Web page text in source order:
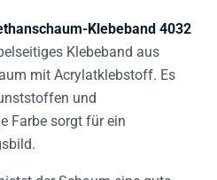
Klebeband 4032
Klebeband aus
mit Acrylatklebstoff. Es
und
Farbe sorgt für ein